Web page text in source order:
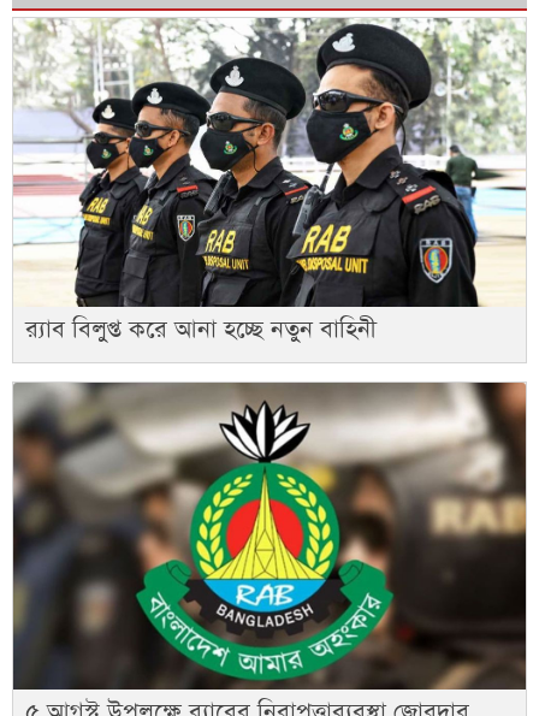
র‍্যাব বিলুপ্ত করে আনা হচ্ছে নতুন বাহিনী